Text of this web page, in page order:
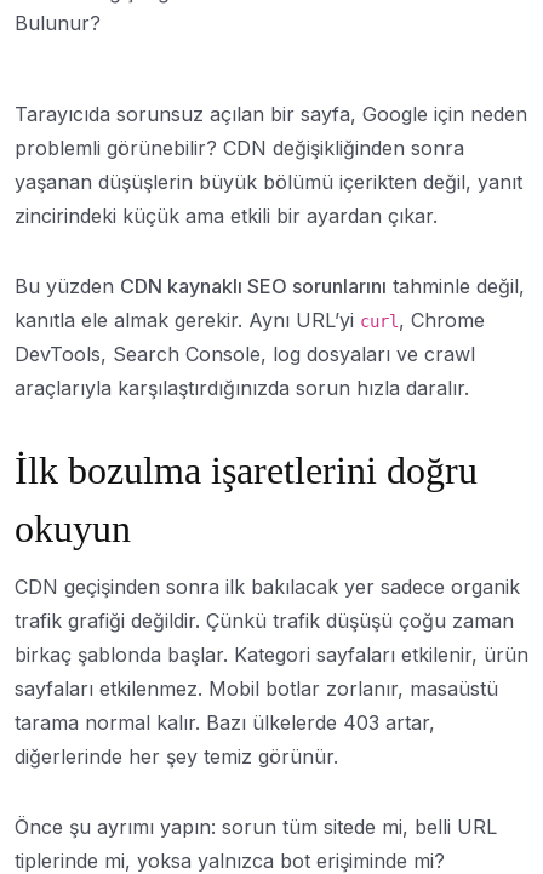
Tarayıcıda sorunsuz açılan bir sayfa, Google için neden
problemli görünebilir? CDN değişikliğinden sonra
yaşanan düşüşlerin büyük bölümü içerikten değil, yanıt
zincirindeki küçük ama etkili bir ayardan çıkar.
Bu yüzden CDN kaynaklı SEO sorunlarını tahminle değil,
kanıtla ele almak gerekir. Aynı URL’yi curl , Chrome
DevTools, Search Console, log dosyaları ve crawl
araçlarıyla karşılaştırdığınızda sorun hızla daralır.
İlk bozulma işaretlerini doğru
okuyun
CDN geçişinden sonra ilk bakılacak yer sadece organik
trafik grafiği değildir. Çünkü trafik düşüşü çoğu zaman
birkaç şablonda başlar. Kategori sayfaları etkilenir, ürün
sayfaları etkilenmez. Mobil botlar zorlanır, masaüstü
tarama normal kalır. Bazı ülkelerde 403 artar,
diğerlerinde her şey temiz görünür.
Önce şu ayrımı yapın: sorun tüm sitede mi, belli URL
tiplerinde mi, yoksa yalnızca bot erişiminde mi?